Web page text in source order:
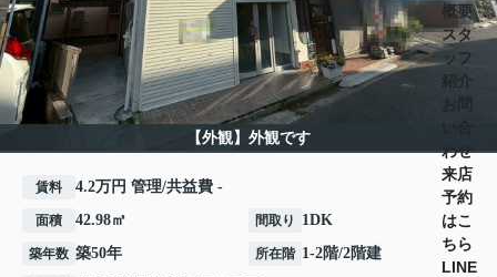
概要
スタ
ッフ
紹介
お問
い合
わせ
来店
予約
はこ
ちら
LINE
【外観】外観です
賃料 4.2万円 管理/共益費 -
面積 42.98㎡ 間取り 1DK
築年数 築50年 所在階 1-2階/2階建